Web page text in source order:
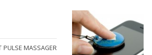
PULSE MASSAGER